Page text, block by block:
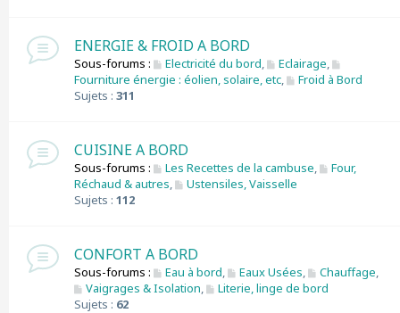
ENERGIE & FROID A BORD
Sous-forums : Electricité du bord, Eclairage,
Fourniture énergie : éolien, solaire, etc,
Froid à Bord
Sujets : 311
CUISINE A BORD
Sous-forums : Les Recettes de la cambuse,
Four,
Réchaud & autres,
Ustensiles, Vaisselle
Sujets : 112
CONFORT A BORD
Sous-forums : Eau à bord, Eaux Usées, Chauffage,
Vaigrages & Isolation,
Literie, linge de bord
Sujets : 62